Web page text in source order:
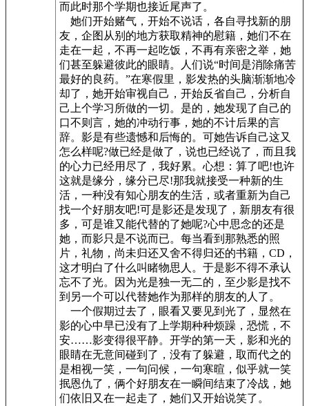
而此时那个学期也接近尾声了。
她们开始赌气，开始不说话，各自寻找新的朋
友，企图从别的地方获取精神的慰籍，她们不在
走在一起，不再一起吃饭，不再有亲密之举，她
们甚至躲避彼此的眼睛。人们说“时间是消除痛苦
最好的良药。”在寒假里，影发热的头脑渐渐地冷
却了，她开始审视自己，开始反省自己，分析自
己上个学习所做的一切。是的，她发现了自己的
口不则言，她的冲动行事，她的不计后果的言
辞。影是有些遗憾和后悔的。可她告诉自己这又
怎么样呢?做已经是做了，说也已经说了，而且我
的心力已经用尽了，我好累。心想：算了吧!也许
这就是缘分，缘分已尽!那我就接受一种新的生
活，一种没有知心朋友的生活，或者重新为自己
找一个好朋友吧!可是影还是发现了，新朋友有很
多，可是谁又能代替的了她呢?心中思念的还是
她，而影只是不说而已。每当看到那熟悉的照
片，礼物，尚未归还又舍不得归还的书籍，CD，
这才明白了什么叫睹物思人。于是影不得不承认
忘不了光。因为光是独一无二的，至少影是找不
到另一个可以代替她作为那样的朋友的人了。
一个假期过去了，眼看又要见到光了，显然在
影的心中早已没有了上学期种种烦躁，恐慌，不
安……影变得很平静。开学的第一天，影和光的
眼睛在无意间碰到了，没有了躲避，取而代之的
是相视一笑，一句问候，一句寒暄，似乎就一笑
抿恩仇了，俩个好朋友在一瞬间结束了冷战，她
们依旧又在一起走了，她们又开始说笑了。